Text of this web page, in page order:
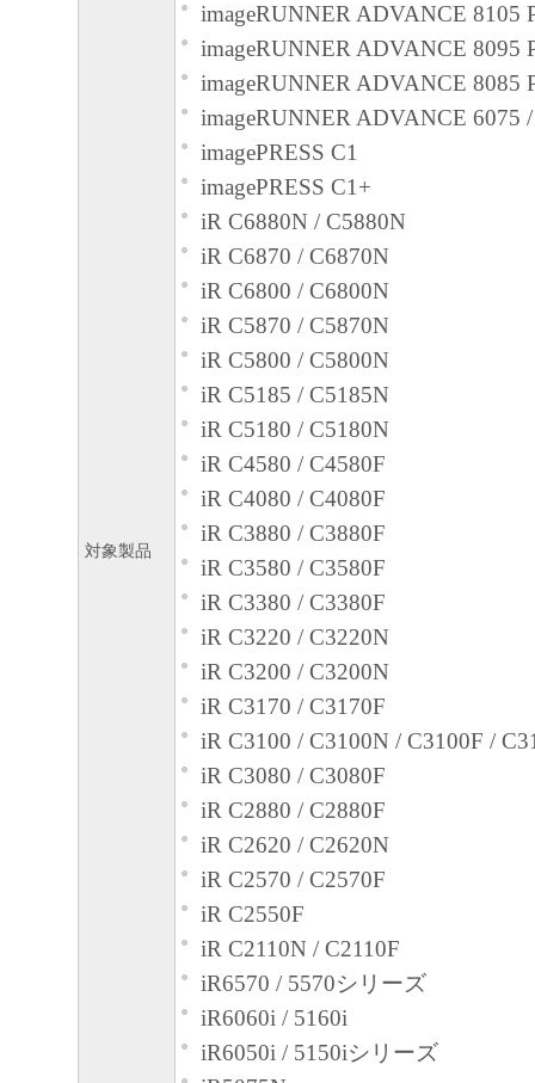
対象製品
imageRUNNER ADVANCE 8105
imageRUNNER ADVANCE 8095
imageRUNNER ADVANCE 8085
imageRUNNER ADVANCE 6075
imagePRESS C1
imagePRESS C1+
iR C6880N / C5880N
iR C6870 / C6870N
iR C6800 / C6800N
iR C5870 / C5870N
iR C5800 / C5800N
iR C5185 / C5185N
iR C5180 / C5180N
iR C4580 / C4580F
iR C4080 / C4080F
iR C3880 / C3880F
iR C3580 / C3580F
iR C3380 / C3380F
iR C3220 / C3220N
iR C3200 / C3200N
iR C3170 / C3170F
iR C3100 / C3100N / C3100F /
iR C3080 / C3080F
iR C2880 / C2880F
iR C2620 / C2620N
iR C2570 / C2570F
iR C2550F
iR C2110N / C2110F
iR6570 / 5570シリーズ
iR6060i / 5160i
iR6050i / 5150iシリーズ